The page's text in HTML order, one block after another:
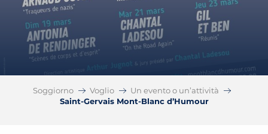
Soggiorno Voglio
Un evento o un’attività
Saint-Gervais Mont-Blanc d’Humour